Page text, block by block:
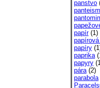
panstvo
papír(1)
papíry
paprika
papyry
pára(2)
parabola